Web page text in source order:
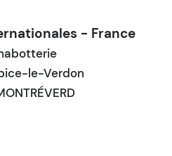
- France
le-Verdon